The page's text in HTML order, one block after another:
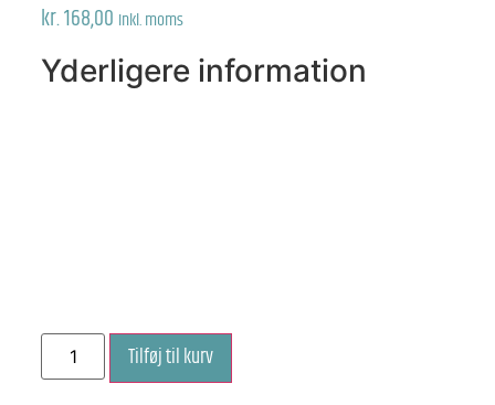
kr.168,00 Inkl. moms
Yderligere information
Spritz
Andover
Tilføj til kurv